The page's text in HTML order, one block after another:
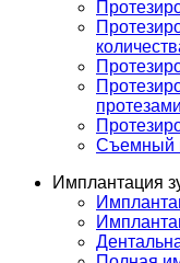
протезами
Съемный
Имплантация